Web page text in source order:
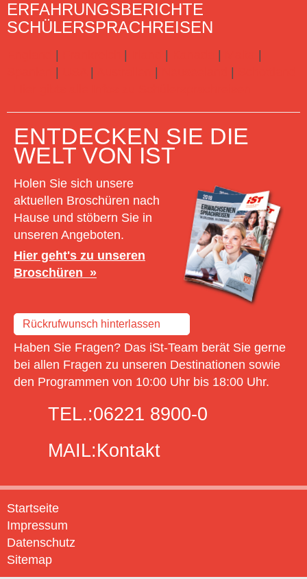
ERFAHRUNGSBERICHTE
SCHÜLERSPRACHREISEN
ENTDECKEN SIE DIE
WELT VON IST
Holen Sie sich unsere
aktuellen Broschüren nach
Hause und stöbern Sie in
unseren Angeboten.
Hier geht's zu unseren
Broschüren
Rückrufwunsch hinterlassen
Haben Sie Fragen? Das iSt-Team berät Sie gerne
bei allen Fragen zu unseren Destinationen sowie
den Programmen von 10:00 Uhr bis 18:00 Uhr.
TEL.:06221 8900-0
MAIL:Kontakt
Startseite
Impressum
Datenschutz
Sitemap